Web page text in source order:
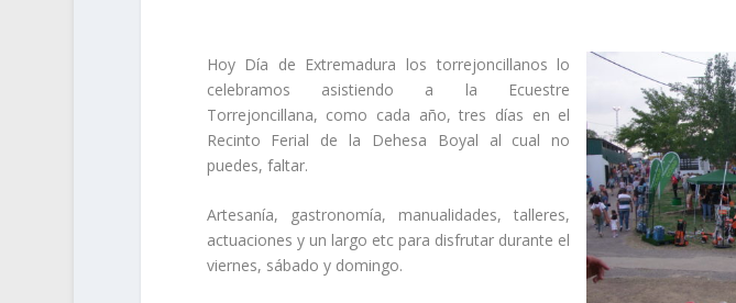
Hoy Día de Extremadura los torrejoncillanos lo
celebramos asistiendo a la Ecuestre
Torrejoncillana, como cada año, tres días en el
Recinto Ferial de la Dehesa Boyal al cual no
puedes, faltar.
Artesanía, gastronomía, manualidades, talleres,
actuaciones y un largo etc para disfrutar durante el
viernes, sábado y domingo.